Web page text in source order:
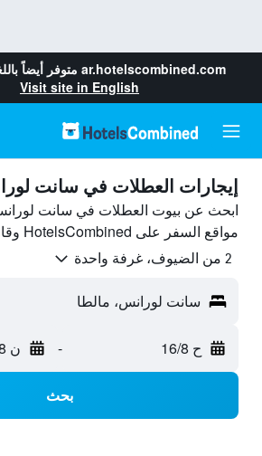
ar.hotelscombined.com متوفر أيضاً
Visit site in English
إيجارات العطلات في سانت
ابحث عن بيوت العطلات في سانت
مواقع السفر على HotelsCombined وقارن بينها ووفّر.
2 من الضيوف، غرفة واحدة
سانت لورانس، مالطا
ح 16/8 - ن 17/8
بحث